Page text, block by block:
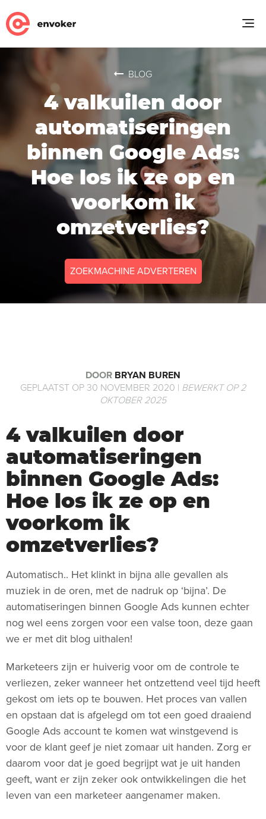
BLOG
4 valkuilen door
automatiseringen
binnen Google Ads:
Hoe los ik ze op en
voorkom ik
omzetverlies?
ZOEKMACHINE ADVERTEREN
DOOR BRYAN BUREN
GEPLAATST OP 30 NOVEMBER 2020 | BEWERKT OP 2
OKTOBER 2025
4 valkuilen door
automatiseringen
binnen Google Ads:
Hoe los ik ze op en
voorkom ik
omzetverlies?
Automatisch.. Het klinkt in bijna alle gevallen als
muziek in de oren, met de nadruk op ‘bijna’. De
automatiseringen binnen Google Ads kunnen echter
nog wel eens zorgen voor een valse toon, deze gaan
we er met dit blog uithalen!
Marketeers zijn er huiverig voor om de controle te
verliezen, zeker wanneer het ontzettend veel tijd heeft
gekost om iets op te bouwen. Het proces van vallen
en opstaan dat is afgelegd om tot een goed draaiend
Google Ads account te komen wat winstgevend is
voor de klant geef je niet zomaar uit handen. Zorg er
daarom voor dat je goed begrijpt wat je uit handen
geeft, want er zijn zeker ook ontwikkelingen die het
leven van een marketeer aangenamer maken.